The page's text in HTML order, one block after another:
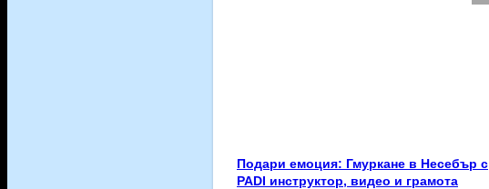
Подари емоция: Гмуркане в Несебър с
PADI инструктор, видео и грамота